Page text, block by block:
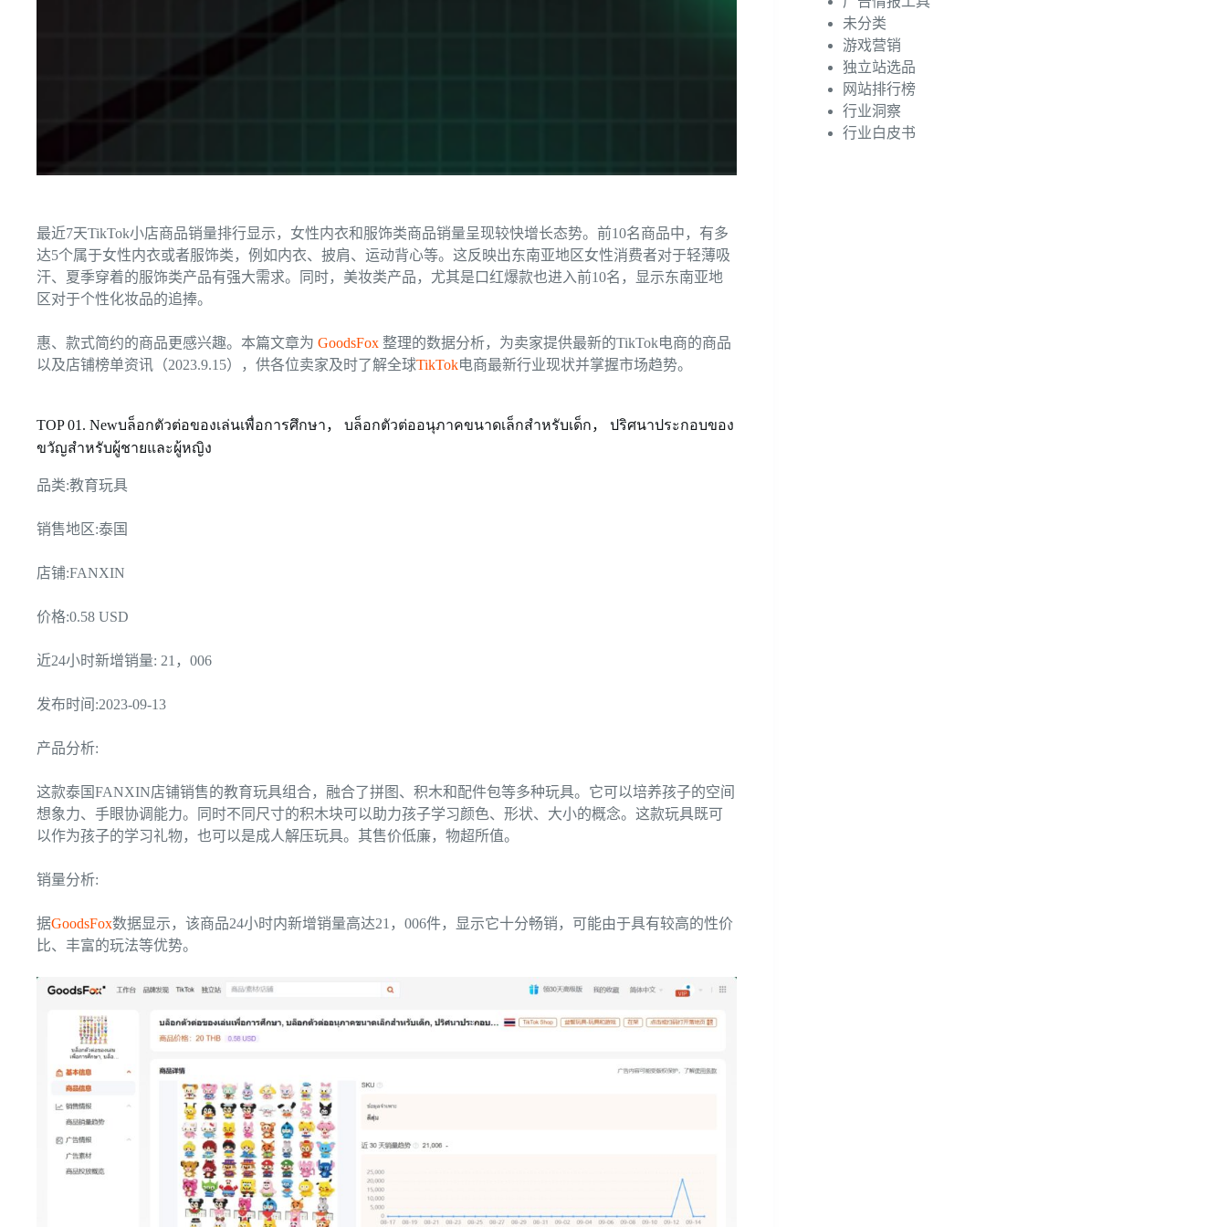
最近7天TikTok小店商品销量排行显示，女性内衣和服饰类商品销量呈现较快增长态势。前10名商品中，有多
达5个属于女性内衣或者服饰类，例如内衣、披肩、运动背心等。这反映出东南亚地区女性消费者对于轻薄吸
汗、夏季穿着的服饰类产品有强大需求。同时，美妆类产品，尤其是口红爆款也进入前10名，显示东南亚地
区对于个性化妆品的追捧。
惠、款式简约的商品更感兴趣。 本篇文章为 GoodsFox 整理的数据分析，为卖家提供最新的TikTok电商的商品
以及店铺榜单资讯（2023.9.15），供各位卖家及时了解全球TikTok电商最新行业现状并掌握市场趋势。
TOP 01. Newบล็อกตัวต่อของเล่นเพื่อการศึกษา， บล็อกตัวต่ออนุภาคขนาดเล็กสําหรับเด็ก， ปริศนาประกอบของ
ขวัญสําหรับผู้ชายและผู้หญิง
品类:教育玩具
销售地区:泰国
店铺:FANXIN
价格:0.58 USD
近24小时新增销量: 21，006
发布时间:2023-09-13
产品分析:
这款泰国FANXIN店铺销售的教育玩具组合，融合了拼图、积木和配件包等多种玩具。它可以培养孩子的空间
想象力、手眼协调能力。同时不同尺寸的积木块可以助力孩子学习颜色、形状、大小的概念。这款玩具既可
以作为孩子的学习礼物，也可以是成人解压玩具。其售价低廉，物超所值。
销量分析:
据GoodsFox数据显示， 该商品24小时内新增销量高达21，006件，显示它十分畅销，可能由于具有较高的性价
比、丰富的玩法等优势。
未分类
游戏营销
独立站选品
网站排行榜
行业洞察
行业白皮书